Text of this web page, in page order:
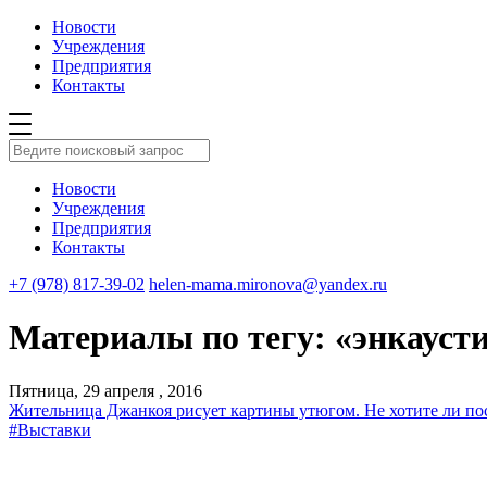
Новости
Учреждения
Предприятия
Контакты
Новости
Учреждения
Предприятия
Контакты
+7 (978) 817-39-02 helen-mama.mironova@yandex.ru
Материалы по тегу:
Пятница, 29 апреля , 2016
Жительница Джанкоя рисует картины утюгом. Не хотите ли
#Выставки